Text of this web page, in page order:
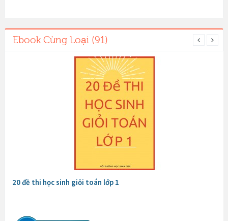
Ebook Cùng Loại (91)
20 đề thi học sinh giỏi toán lớp 1